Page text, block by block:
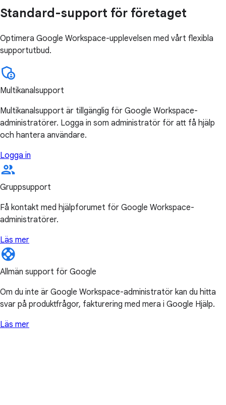
Standard-support för företaget
Optimera Google Workspace-upplevelsen med vårt flexibla
supportutbud.
Multikanalsupport
Multikanalsupport är tillgänglig för Google Workspace-
administratörer. Logga in som administratör för att få hjälp
och hantera användare.
Logga in
Gruppsupport
Få kontakt med hjälpforumet för Google Workspace-
administratörer.
Läs mer
Allmän support för Google
Om du inte är Google Workspace-administratör kan du hitta
svar på produktfrågor, fakturering med mera i Google Hjälp.
Läs mer